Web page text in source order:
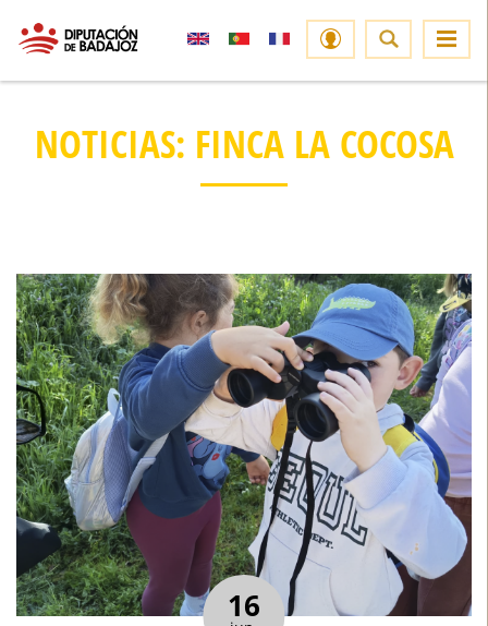
NOTICIAS: FINCA LA COCOSA
16